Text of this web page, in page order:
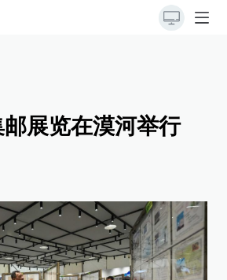
展览在漠河举行